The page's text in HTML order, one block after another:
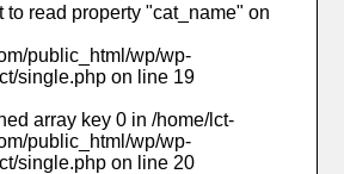
to read property "cat_name" on
public_html/wp/wp-
single.php on line 19
array key 0 in/home/lct-
public_html/wp/wp-
single.php on line 20